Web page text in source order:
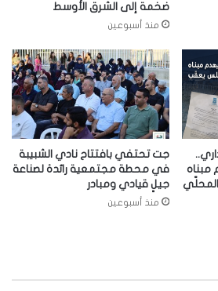
ضخمة إلى الشرق الأوسط
منذ أسبوعين
مبناه
جت تحتفي بافتتاح نادي الشبيبة
في محطة مجتمعية رائدة لصناعة
جيلٍ قيادي ومبادر
منذ أسبوعين